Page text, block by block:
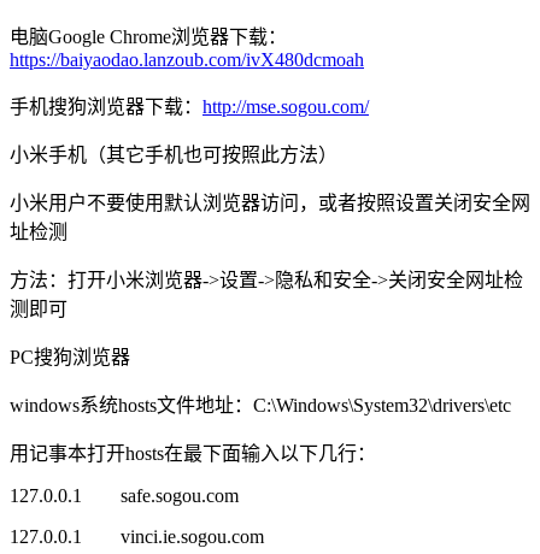
电脑Google Chrome浏览器下载：
https://baiyaodao.lanzoub.com/ivX480dcmoah
手机搜狗浏览器下载： http://mse.sogou.com/
小米手机（其它手机也可按照此方法）
小米用户不要使用默认浏览器访问，或者按照设置关闭安全网
址检测
方法：打开小米浏览器->设置->隐私和安全->关闭安全网址检
测即可
PC搜狗浏览器
windows系统hosts文件地址：C:\Windows\System32\drivers\etc
用记事本打开hosts在最下面输入以下几行：
127.0.0.1 safe.sogou.com
127.0.0.1 vinci.ie.sogou.com